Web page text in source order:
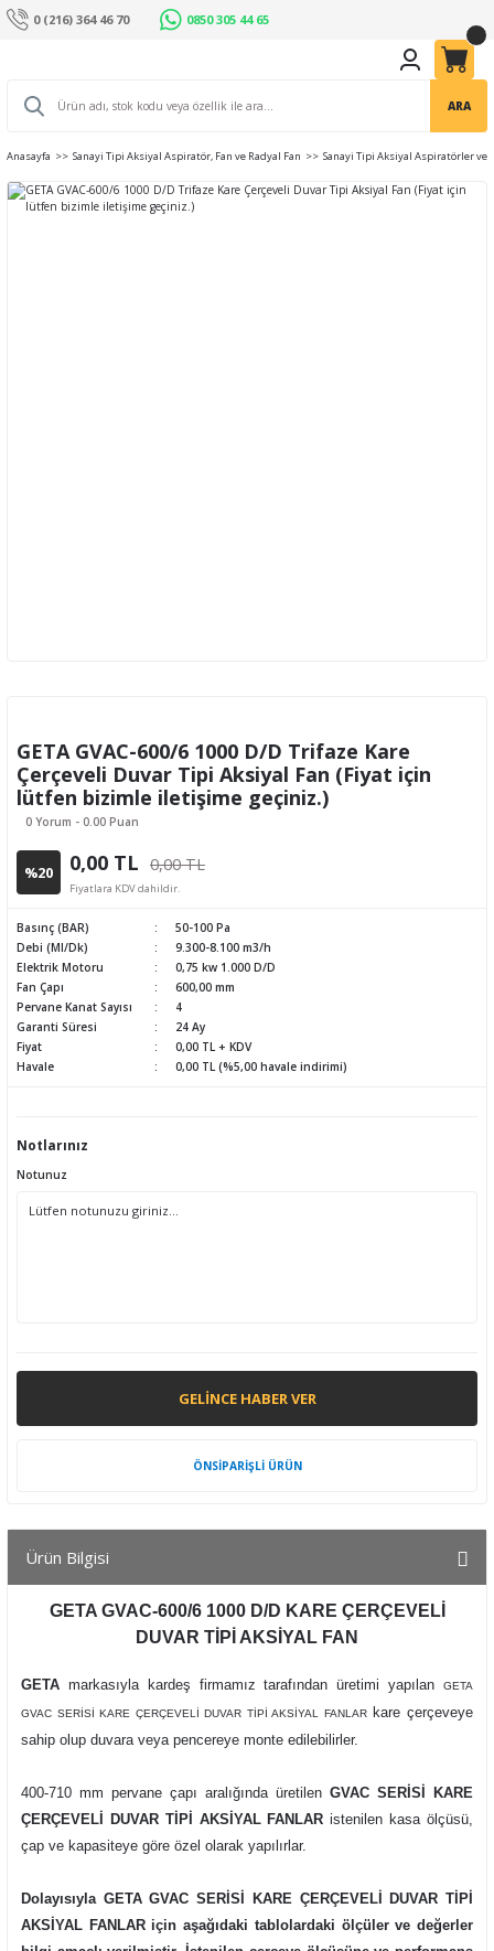
0 (216) 364 46 70 0850 305 44 65
ARA
Anasayfa Sanayi Tipi Aksiyal Aspiratör, Fan ve Radyal Fan Sanayi Tipi Aksiyal Aspiratörler ve
GETA GVAC-600/6 1000 D/D Trifaze Kare
Çerçeveli Duvar Tipi Aksiyal Fan (Fiyat için
lütfen bizimle iletişime geçiniz.)
0 Yorum - 0.00 Puan
%20 0,00 TL 0,00 TL
Fiyatlara KDV dahildir.
Basınç (BAR)
50-100 Pa
Debi (Ml/Dk)
9.300-8.100 m3/h
Elektrik Motoru
0,75 kw 1.000 D/D
Fan Çapı
600,00 mm
Pervane Kanat Sayısı
4
Garanti Süresi
24 Ay
Fiyat
0,00 TL + KDV
Havale
0,00 TL (%5,00 havale indirimi)
Notlarınız
Notunuz
GELINCE HABER VER
ÖNSİPARİŞLİ ÜRÜN
Ürün Bilgisi
GETA GVAC-600/6 1000 D/D KARE ÇERÇEVELİ
DUVAR TİPİ AKSİYAL FAN
GETA markasıyla kardeş firmamız tarafından üretimi yapılan GETA
GVAC SERİSİ KARE ÇERÇEVELİ DUVAR TİPİ AKSİYAL FANLARkare çerçeveye
sahip olup duvara veya pencereye monte edilebilirler.
400-710 mm pervane çapı aralığında üretilen GVAC SERİSİ KARE
ÇERÇEVELİ DUVAR TİPİ AKSİYAL FANLAR istenilen kasa ölçüsü,
çap ve kapasiteye göre özel olarak yapılırlar.
Dolayısıyla GETA GVAC SERİSİ KARE ÇERÇEVELİ DUVAR TİPİ
AKSİYAL FANLAR için aşağıdaki tablolardaki ölçüler ve değerler